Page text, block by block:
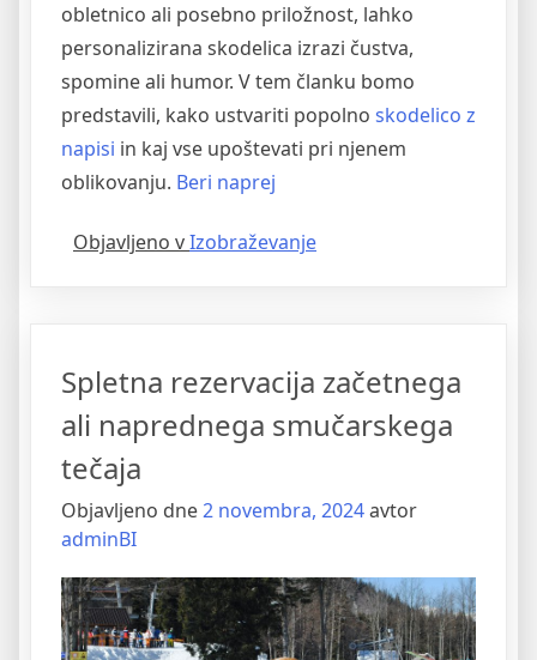
obletnico ali posebno priložnost, lahko
personalizirana skodelica izrazi čustva,
spomine ali humor. V tem članku bomo
predstavili, kako ustvariti popolno skodelico z
napisi in kaj vse upoštevati pri njenem
oblikovanju. Beri naprej
popolno
napisi”
Objavljeno vIzobraževanje
Spletna rezervacija začetnega
ali naprednega smučarskega
tečaja
Objavljeno dne2 novembra, 2024avtor
adminBI